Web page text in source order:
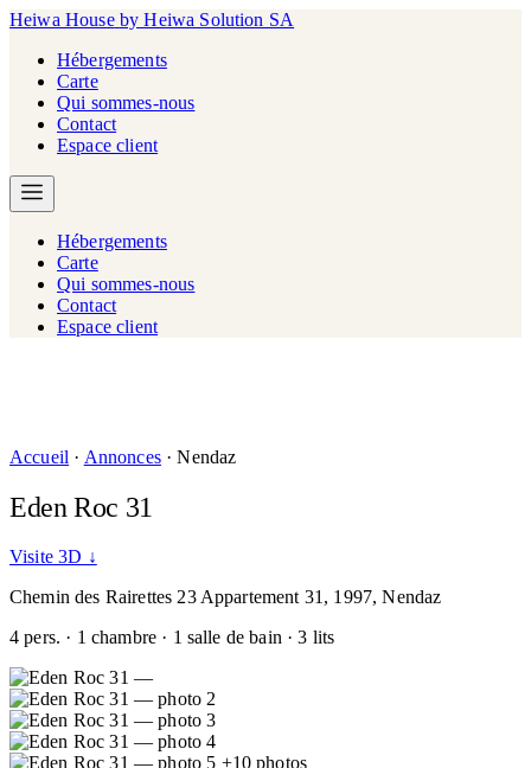
Heiwa House by Heiwa Solution SA
Hébergements
Carte
Qui sommes-nous
Contact
Espace client
Hébergements
Carte
Qui sommes-nous
Contact
Espace client
Accueil · Annonces · Nendaz
Eden Roc 31
Visite 3D ↓
Chemin des Rairettes 23 Appartement 31, 1997, Nendaz
4 pers. · 1 chambre · 1 salle de bain · 3 lits
+10 photos